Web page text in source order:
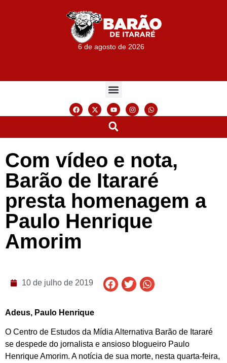
6 de agosto de 2026
Com vídeo e nota,
Barão de Itararé
presta homenagem a
Paulo Henrique
Amorim
10 de julho de 2019
Adeus, Paulo Henrique
O Centro de Estudos da Mídia Alternativa Barão de Itararé
se despede do jornalista e ansioso blogueiro Paulo
Henrique Amorim. A notícia de sua morte, nesta quarta-feira,